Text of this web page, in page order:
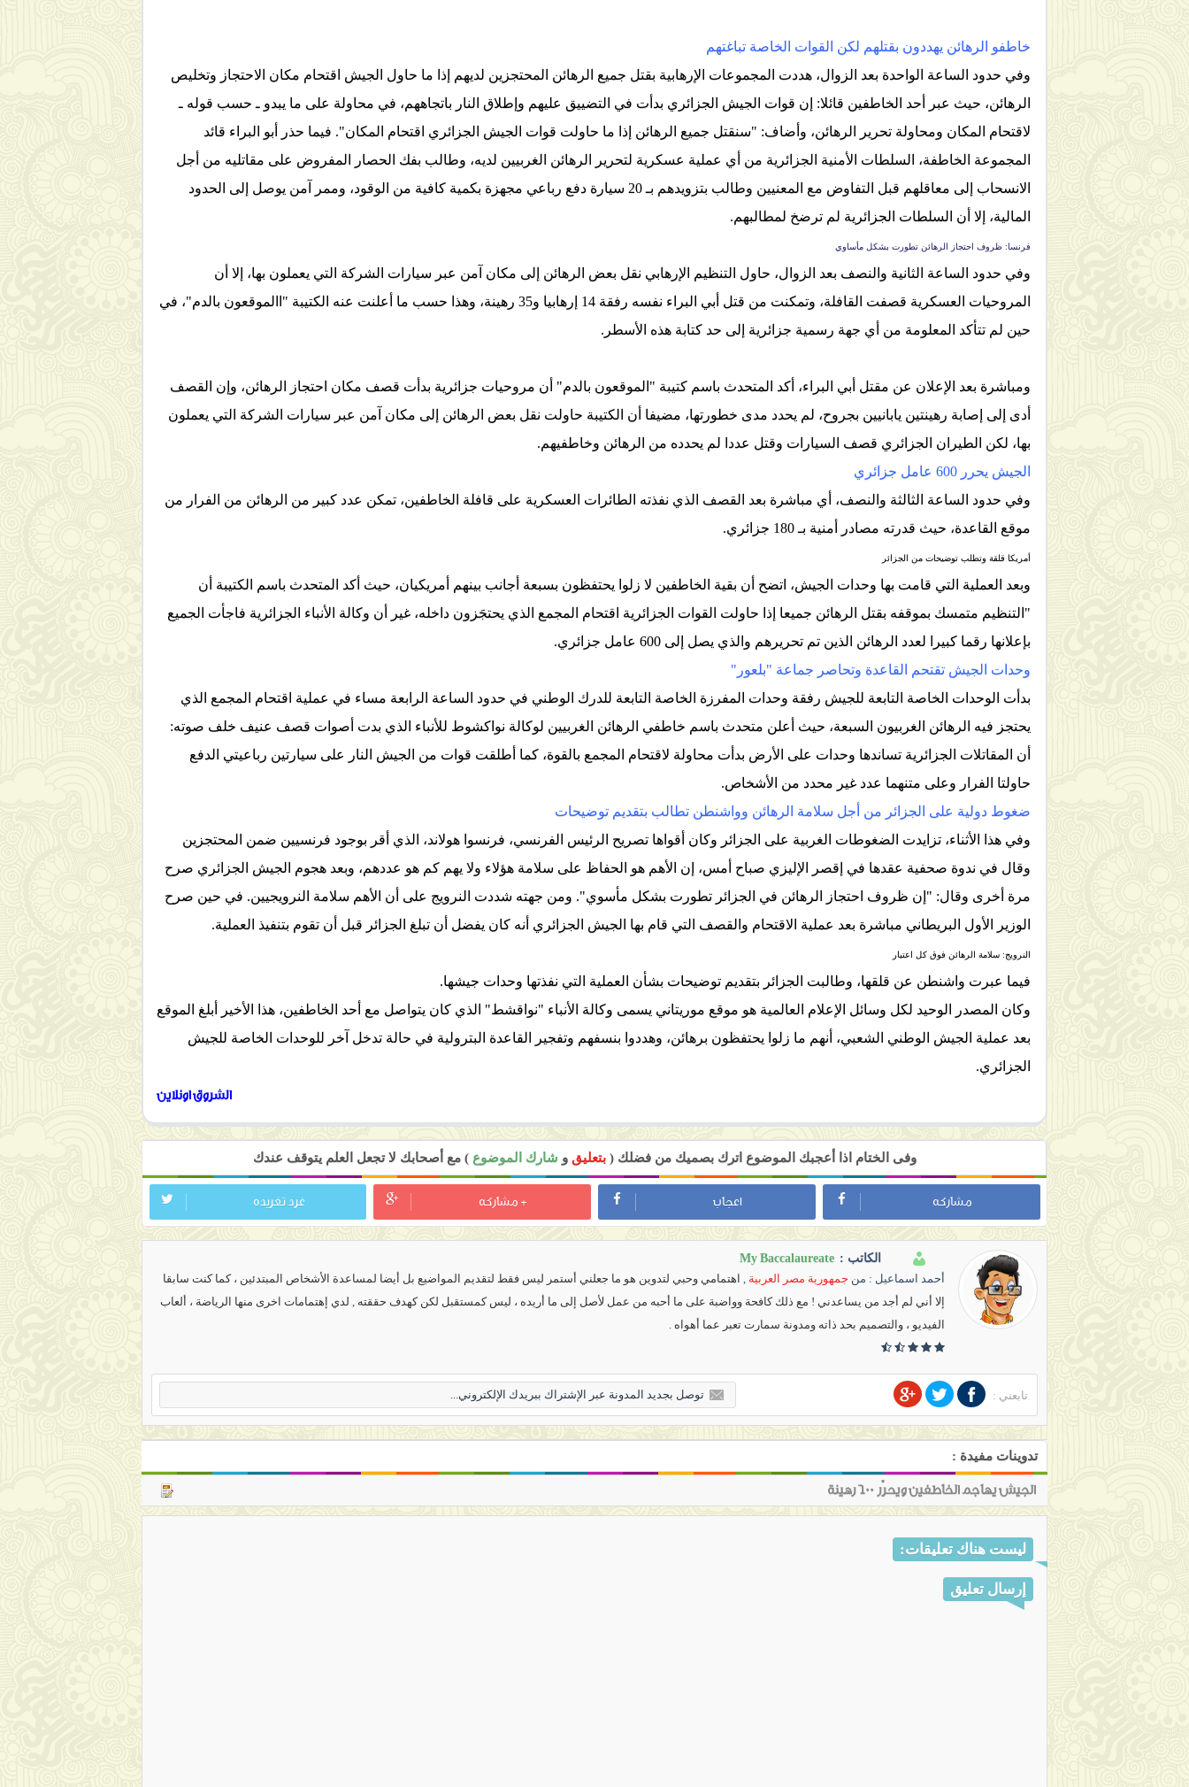
خاطفو الرهائن يهددون بقتلهم لكن القوات الخاصة تباغتهم
وفي حدود الساعة الواحدة بعد الزوال، هددت المجموعات الإرهابية بقتل جميع الرهائن المحتجزين لديهم إذا ما حاول الجيش اقتحام مكان الاحتجاز وتخليص
الرهائن، حيث عبر أحد الخاطفين قائلا: إن قوات الجيش الجزائري بدأت في التضييق عليهم وإطلاق النار باتجاههم، في محاولة على ما يبدو ـ حسب قوله ـ
لاقتحام المكان ومحاولة تحرير الرهائن، وأضاف: "سنقتل جميع الرهائن إذا ما حاولت قوات الجيش الجزائري اقتحام المكان". فيما حذر أبو البراء قائد
المجموعة الخاطفة، السلطات الأمنية الجزائرية من أي عملية عسكرية لتحرير الرهائن الغربيين لديه، وطالب بفك الحصار المفروض على مقاتليه من أجل
الانسحاب إلى معاقلهم قبل التفاوض مع المعنيين وطالب بتزويدهم بـ 20 سيارة دفع رباعي مجهزة بكمية كافية من الوقود، وممر آمن يوصل إلى الحدود
المالية، إلا أن السلطات الجزائرية لم ترضخ لمطالبهم.
فرنسا: ظروف احتجاز الرهائن تطورت بشكل مأساوي
وفي حدود الساعة الثانية والنصف بعد الزوال، حاول التنظيم الإرهابي نقل بعض الرهائن إلى مكان آمن عبر سيارات الشركة التي يعملون بها، إلا أن
المروحيات العسكرية قصفت القافلة، وتمكنت من قتل أبي البراء نفسه رفقة 14 إرهابيا و35 رهينة، وهذا حسب ما أعلنت عنه الكتيبة "االموقعون بالدم"، في
حين لم تتأكد المعلومة من أي جهة رسمية جزائرية إلى حد كتابة هذه الأسطر.
ومباشرة بعد الإعلان عن مقتل أبي البراء، أكد المتحدث باسم كتيبة "الموقعون بالدم" أن مروحيات جزائرية بدأت قصف مكان احتجاز الرهائن، وإن القصف
أدى إلى إصابة رهينتين يابانيين بجروح، لم يحدد مدى خطورتها، مضيفا أن الكتيبة حاولت نقل بعض الرهائن إلى مكان آمن عبر سيارات الشركة التي يعملون
بها، لكن الطيران الجزائري قصف السيارات وقتل عددا لم يحدده من الرهائن وخاطفيهم.
الجيش يحرر 600 عامل جزائري
وفي حدود الساعة الثالثة والنصف، أي مباشرة بعد القصف الذي نفذته الطائرات العسكرية على قافلة الخاطفين، تمكن عدد كبير من الرهائن من الفرار من
موقع القاعدة، حيث قدرته مصادر أمنية بـ 180 جزائري.
أمريكا قلقة وتطلب توضيحات من الجزائر
وبعد العملية التي قامت بها وحدات الجيش، اتضح أن بقية الخاطفين لا زلوا يحتفظون بسبعة أجانب بينهم أمريكيان، حيث أكد المتحدث باسم الكتيبة أن
"التنظيم متمسك بموقفه بقتل الرهائن جميعا إذا حاولت القوات الجزائرية اقتحام المجمع الذي يحتجَزون داخله، غير أن وكالة الأنباء الجزائرية فاجأت الجميع
بإعلانها رقما كبيرا لعدد الرهائن الذين تم تحريرهم والذي يصل إلى 600 عامل جزائري.
وحدات الجيش تقتحم القاعدة وتحاصر جماعة "بلعور"
بدأت الوحدات الخاصة التابعة للجيش رفقة وحدات المفرزة الخاصة التابعة للدرك الوطني في حدود الساعة الرابعة مساء في عملية اقتحام المجمع الذي
يحتجز فيه الرهائن الغربيون السبعة، حيث أعلن متحدث باسم خاطفي الرهائن الغربيين لوكالة نواكشوط للأنباء الذي بدت أصوات قصف عنيف خلف صوته:
أن المقاتلات الجزائرية تساندها وحدات على الأرض بدأت محاولة لاقتحام المجمع بالقوة، كما أطلقت قوات من الجيش النار على سيارتين رباعيتي الدفع
حاولتا الفرار وعلى متنهما عدد غير محدد من الأشخاص.
ضغوط دولية على الجزائر من أجل سلامة الرهائن وواشنطن تطالب بتقديم توضيحات
وفي هذا الأثناء، تزايدت الضغوطات الغربية على الجزائر وكان أقواها تصريح الرئيس الفرنسي، فرنسوا هولاند، الذي أقر بوجود فرنسيين ضمن المحتجزين
وقال في ندوة صحفية عقدها في إقصر الإليزي صباح أمس، إن الأهم هو الحفاظ على سلامة هؤلاء ولا يهم كم هو عددهم، وبعد هجوم الجيش الجزائري صرح
مرة أخرى وقال: "إن ظروف احتجاز الرهائن في الجزائر تطورت بشكل مأسوي". ومن جهته شددت النرويج على أن الأهم سلامة النرويجيين. في حين صرح
الوزير الأول البريطاني مباشرة بعد عملية الاقتحام والقصف التي قام بها الجيش الجزائري أنه كان يفضل أن تبلغ الجزائر قبل أن تقوم بتنفيذ العملية.
النرويج: سلامة الرهائن فوق كل اعتبار
فيما عبرت واشنطن عن قلقها، وطالبت الجزائر بتقديم توضيحات بشأن العملية التي نفذتها وحدات جيشها.
وكان المصدر الوحيد لكل وسائل الإعلام العالمية هو موقع موريتاني يسمى وكالة الأنباء "نواقشط" الذي كان يتواصل مع أحد الخاطفين، هذا الأخير أبلغ الموقع
بعد عملية الجيش الوطني الشعبي، أنهم ما زلوا يحتفظون برهائن، وهددوا بنسفهم وتفجير القاعدة البترولية في حالة تدخل آخر للوحدات الخاصة للجيش
الجزائري.
الشروق اونلاين
وفى الختام اذا أعجبك الموضوع اترك بصميك من فضلك ( بتعليق و شارك الموضوع ) مع أصحابك لا تجعل العلم يتوقف عندك
مشاركه اعجاب + مشاركه غرد تغريده
الكاتب : My Baccalaureate
أحمد اسماعيل : من جمهورية مصر العربية , اهتمامي وحبي لتدوين هو ما جعلني أستمر ليس فقط لتقديم المواضيع بل أيضا لمساعدة الأشخاص المبتدئين ، كما كنت سابقا
إلا أني لم أجد من يساعدني ! مع ذلك كافحة وواضبة على ما أحبه من عمل لأصل إلى ما أريده ، ليس كمستقبل لكن كهدف حققته , لدي إهتمامات اخرى منها الرياضة ، ألعاب
الفيديو ، والتصميم بحد ذاته ومدونة سمارت تعبر عما أهواه .
تابعني :
تدوينات مفيدة :
الجيش يهاجم الخاطفين ويحرّر 600 رهينة
ليست هناك تعليقات:
إرسال تعليق